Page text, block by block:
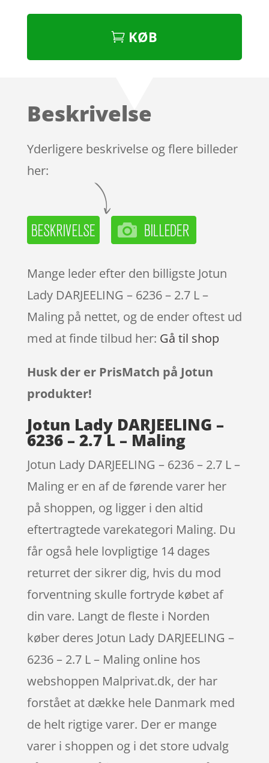
KØB
Beskrivelse
Yderligere beskrivelse og flere billeder
her:
Mange leder efter den billigste Jotun
Lady DARJEELING – 6236 – 2.7 L –
Maling på nettet, og de ender oftest ud
med at finde tilbud her: Gå til shop
Husk der er PrisMatch på Jotun
produkter!
Jotun Lady DARJEELING –
6236 – 2.7 L – Maling
Jotun Lady DARJEELING – 6236 – 2.7 L –
Maling er en af de førende varer her
på shoppen, og ligger i den altid
eftertragtede varekategori Maling. Du
får også hele lovpligtige 14 dages
returret der sikrer dig, hvis du mod
forventning skulle fortryde købet af
din vare. Langt de fleste i Norden
køber deres Jotun Lady DARJEELING –
6236 – 2.7 L – Maling online hos
webshoppen Malprivat.dk, der har
forstået at dække hele Danmark med
de helt rigtige varer. Der er mange
varer i shoppen og i det store udvalg